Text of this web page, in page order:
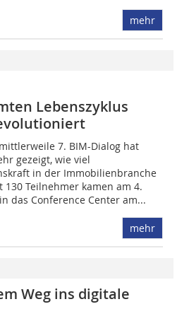
mehr
Lebenszyklus
7. BIM-Dialog hat
gezeigt, wie viel
in der Immobilienbranche
130 Teilnehmer kamen am 4.
das Conference Center am...
mehr
Weg ins digitale